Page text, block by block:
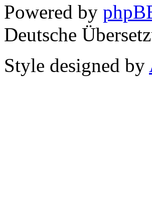
Powered by
Deutsche
Style designed by